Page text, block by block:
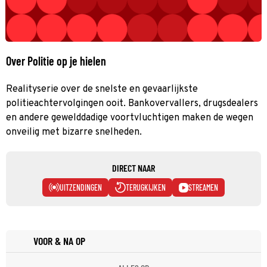
Over Politie op je hielen
Realityserie over de snelste en gevaarlijkste
politieachtervolgingen ooit. Bankovervallers, drugsdealers
en andere gewelddadige voortvluchtigen maken de wegen
onveilig met bizarre snelheden.
DIRECT NAAR
UITZENDINGEN TERUGKIJKEN STREAMEN
VOOR & NA OP